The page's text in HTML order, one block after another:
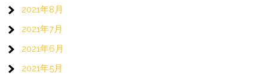
2021年8月
2021年7月
2021年6月
2021年5月